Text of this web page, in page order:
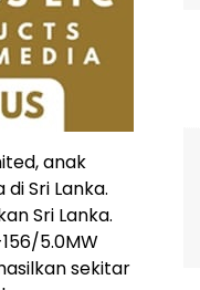
anak
Sri Lanka.
Sri Lanka.
5.0MW
sekitar